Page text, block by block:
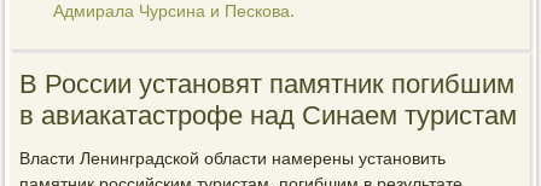
Адмирала Чурсина и Пескова.
В России установят памятник погибшим
в авиакатастрофе над Синаем туристам
Власти Ленинградской области намерены установить